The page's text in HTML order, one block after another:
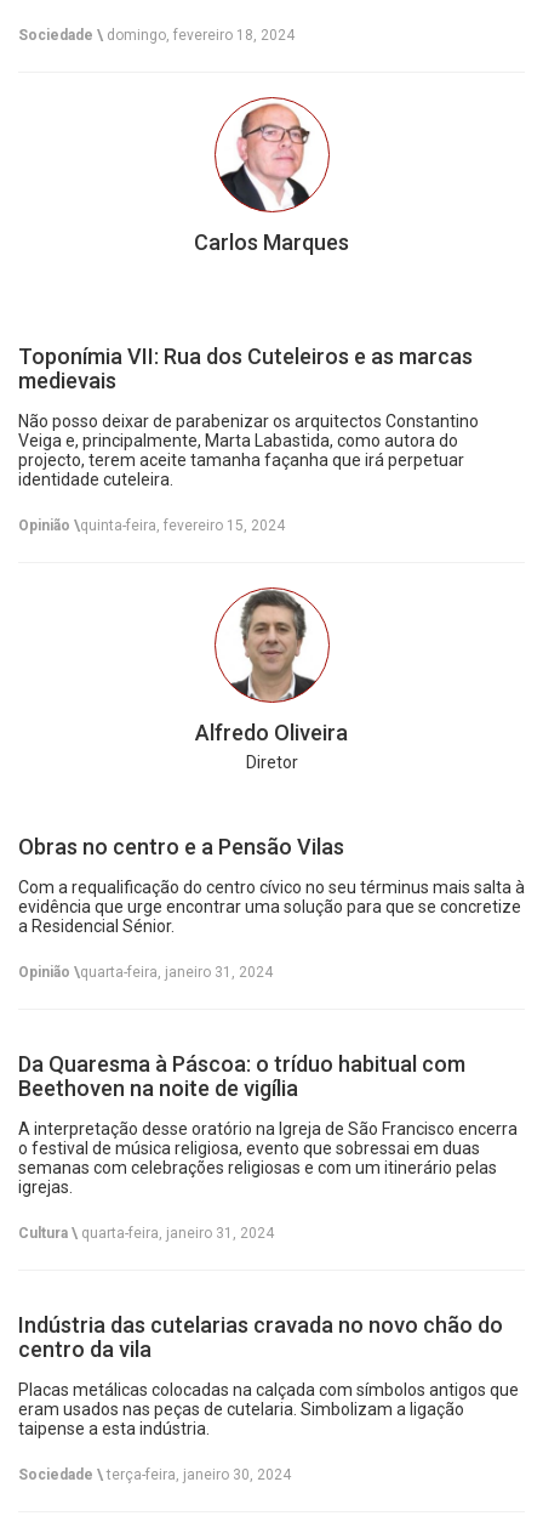
Sociedade \ domingo, fevereiro 18, 2024
Carlos Marques
Toponímia VII: Rua dos Cuteleiros e as marcas
medievais
Não posso deixar de parabenizar os arquitectos Constantino
Veiga e, principalmente, Marta Labastida, como autora do
projecto, terem aceite tamanha façanha que irá perpetuar
identidade cuteleira.
Opinião \quinta-feira, fevereiro 15, 2024
Alfredo Oliveira
Diretor
Obras no centro e a Pensão Vilas
Com a requalificação do centro cívico no seu términus mais salta à
evidência que urge encontrar uma solução para que se concretize
a Residencial Sénior.
Opinião \quarta-feira, janeiro 31, 2024
Da Quaresma à Páscoa: o tríduo habitual com
Beethoven na noite de vigília
A interpretação desse oratório na Igreja de São Francisco encerra
o festival de música religiosa, evento que sobressai em duas
semanas com celebrações religiosas e com um itinerário pelas
igrejas.
Cultura \ quarta-feira, janeiro 31, 2024
Indústria das cutelarias cravada no novo chão do
centro da vila
Placas metálicas colocadas na calçada com símbolos antigos que
eram usados nas peças de cutelaria. Simbolizam a ligação
taipense a esta indústria.
Sociedade \terça-feira, janeiro 30, 2024